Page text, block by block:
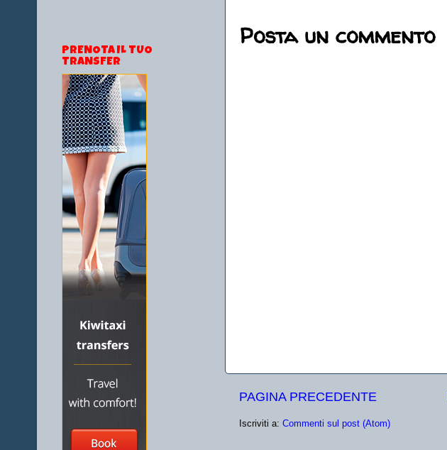
Posta un commento
PAGINA PRECEDENTE
Iscriviti a: Commenti sul post (Atom)
PRENOTA IL TUO
TRANSFER